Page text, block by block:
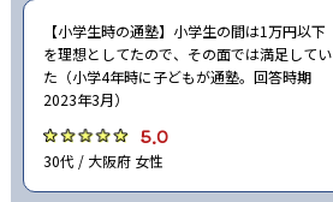
【小学生時の通塾】小学生の間は1万円以下
を理想としてたので、その面では満足してい
た（小学4年時に子どもが通塾。回答時期
2023年3月）
5.0
30代 / 大阪府 女性